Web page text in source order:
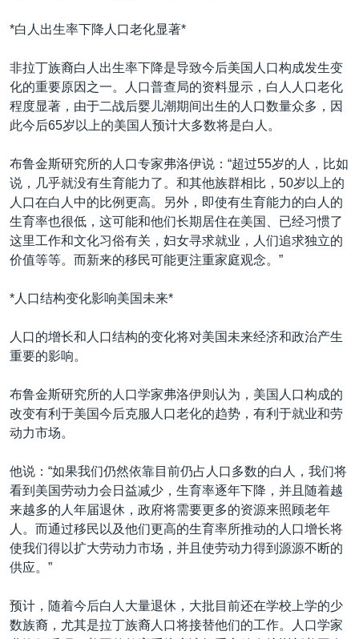
*白人出生率下降人口老化显著*
非拉丁族裔白人出生率下降是导致今后美国人口构成发生变
化的重要原因之一。人口普查局的资料显示，白人人口老化
程度显著，由于二战后婴儿潮期间出生的人口数量众多，因
此今后65岁以上的美国人预计大多数将是白人。
布鲁金斯研究所的人口专家弗洛伊说：“超过55岁的人，比如
说，几乎就没有生育能力了。和其他族群相比，50岁以上的
人口在白人中的比例更高。另外，即使有生育能力的白人的
生育率也很低，这可能和他们长期居住在美国、已经习惯了
这里工作和文化习俗有关，妇女寻求就业，人们追求独立的
价值等等。而新来的移民可能更注重家庭观念。”
*人口结构变化影响美国未来*
人口的增长和人口结构的变化将对美国未来经济和政治产生
重要的影响。
布鲁金斯研究所的人口学家弗洛伊则认为，美国人口构成的
改变有利于美国今后克服人口老化的趋势，有利于就业和劳
动力市场。
他说：“如果我们仍然依靠目前仍占人口多数的白人，我们将
看到美国劳动力会日益减少，生育率逐年下降，并且随着越
来越多的人年届退休，政府将需要更多的资源来照顾老年
人。而通过移民以及他们更高的生育率所推动的人口增长将
使我们得以扩大劳动力市场，并且使劳动力得到源源不断的
供应。”
预计，随着今后白人大量退休，大批目前还在学校上学的少
数族裔，尤其是拉丁族裔人口将接替他们的工作。人口学家